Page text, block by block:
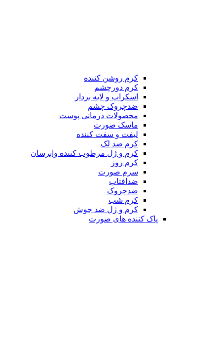
کرم روشن کننده
کرم دورچشم
اسکراپ و لایه بردار
ضدچروک چشم
محصولات درمانی پوست
ماسک صورت
لیفت و سفت کننده
کرم ضد لک
کرم و ژل مرطوب کننده وابرسان
کرم روز
سرم صورت
ضدافتاب
ضدچروک
کرم شب
کرم و ژل ضد جوش
پاک کننده های صورت